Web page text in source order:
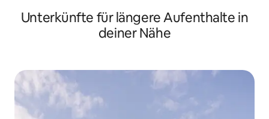
Unterkünfte für längere Aufenthalte in
deiner Nähe